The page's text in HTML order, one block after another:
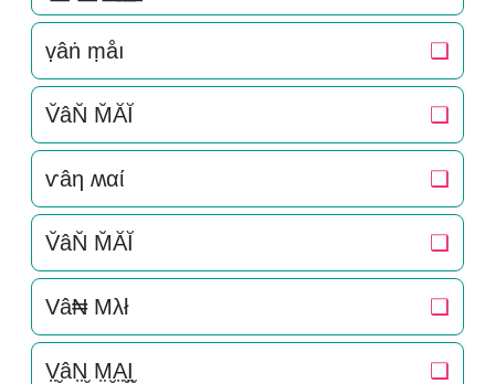
ṿâṅ ṃåı ❏
V̆âN̆ M̆ĂĬ ❏
ѵâη ʍαί ❏
V̆âN̆ M̆ĂĬ ❏
Vâ₦ Mλł ❏
V̤̮âN̤̮ M̤̮A̤̮I̤̮ ❏